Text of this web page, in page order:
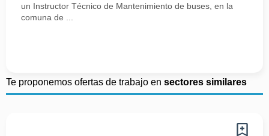
un Instructor Técnico de Mantenimiento de buses, en la
comuna de ...
Te proponemos ofertas de trabajo en sectores similares